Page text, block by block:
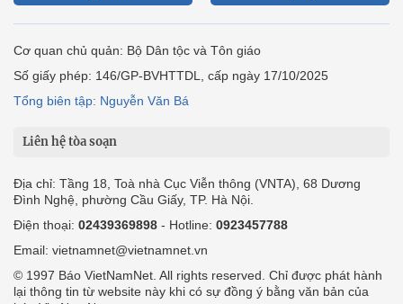
Cơ quan chủ quản: Bộ Dân tộc và Tôn giáo
Số giấy phép: 146/GP-BVHTTDL, cấp ngày 17/10/2025
Tổng biên tập: Nguyễn Văn Bá
Liên hệ tòa soạn
Địa chỉ: Tầng 18, Toà nhà Cục Viễn thông (VNTA), 68 Dương
Đình Nghệ, phường Cầu Giấy, TP. Hà Nội.
Điện thoại: 02439369898 - Hotline: 0923457788
Email: vietnamnet@vietnamnet.vn
© 1997 Báo VietNamNet. All rights reserved. Chỉ được phát hành
lại thông tin từ website này khi có sự đồng ý bằng văn bản của